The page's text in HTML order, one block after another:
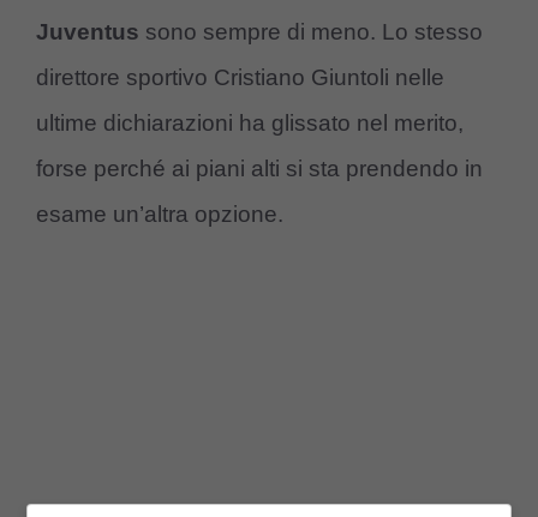
Juventus sono sempre di meno. Lo stesso
direttore sportivo Cristiano Giuntoli nelle
ultime dichiarazioni ha glissato nel merito,
forse perché ai piani alti si sta prendendo in
esame un’altra opzione.